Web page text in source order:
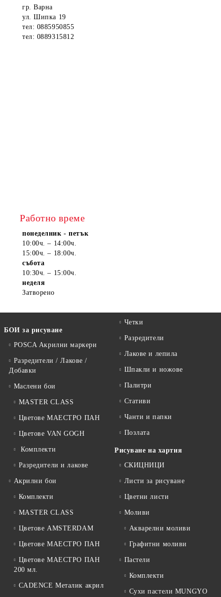
гр. Варна
ул. Шипка 19
тел: 0885950855
тел: 0889315812
Работно време
понеделник - петък
10:00ч. – 14:00ч.
15:00ч. – 18:00ч.
събота
10:30ч. – 15:00ч.
неделя
Затворено
БОИ за рисуване
POSCA Акрилни маркери
Разредители / Лакове /
Добавки
Маслени бои
MASTER CLASS
Цветове МАЕСТРО ПАН
Цветове VAN GOGH
Комплекти
Разредители и лакове
Акрилни бои
Комплекти
MASTER CLASS
Цветове AMSTERDAM
Цветове МАЕСТРО ПАН
Цветове МАЕСТРО ПАН
200 мл.
CADENCE Металик акрил
Четки
Разредители
Лакове и лепила
Шпакли и ножове
Палитри
Стативи
Чанти и папки
Позлата
Рисуване на хартия
СКИЦНИЦИ
Листи за рисуване
Цветни листи
Моливи
Акварелни моливи
Графитни моливи
Пастели
Комплекти
Сухи пастели MUNGYO